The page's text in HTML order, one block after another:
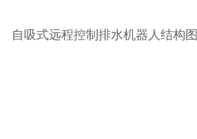
自吸式远程控制排水机器人结构图